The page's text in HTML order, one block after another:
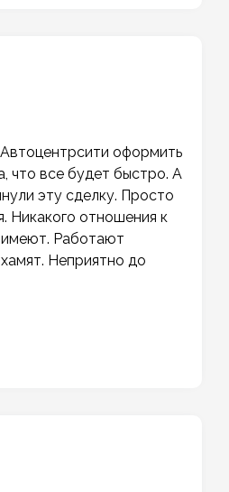
оформить
что все будет быстро. А
эту сделку. Просто
Никакого отношения к
Работают
Неприятно до